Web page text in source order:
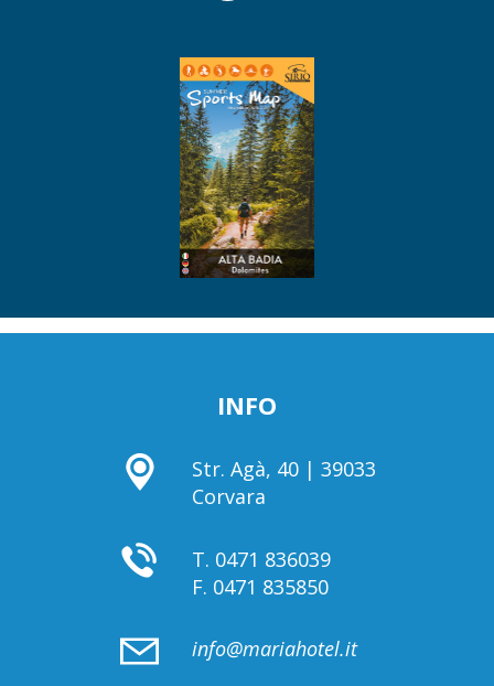
INFO
Str. Agà, 40 | 39033
Corvara
T. 0471 836039
F. 0471 835850
info@mariahotel.it